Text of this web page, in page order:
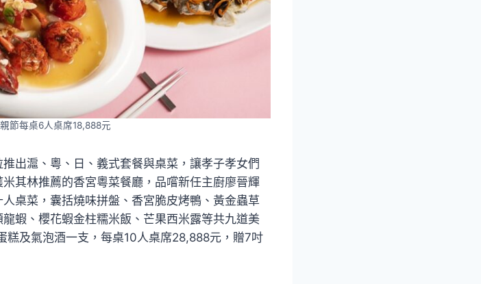
節每桌6人桌席18,888元
出滬、粵、日、義式套餐與桌菜，讓孝子孝女們
其林推薦的香宮粵菜餐廳，品嚐新任主廚廖晉輝
桌菜，囊括燒味拼盤、香宮脆皮烤鴨、黃金蟲草
蝦、櫻花蝦金柱糯米飯、芒果西米露等共九道美
及氣泡酒一支，每桌10人桌席28,888元，贈7吋